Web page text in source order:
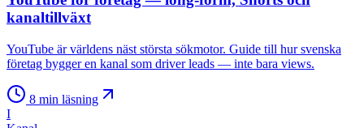
kanaltillväxt
YouTube är världens näst största sökmotor. Guide till hur svenska
företag bygger en kanal som driver leads — inte bara views.
8 min läsning
I